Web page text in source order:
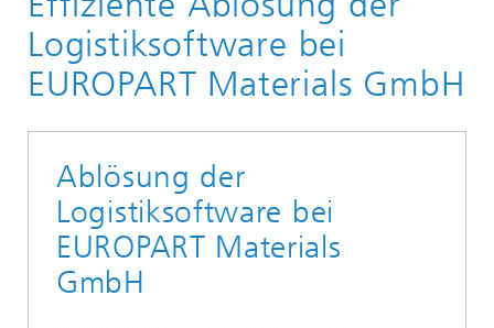
Materialflusssysteme
Logistiksoftware bei
EUROPART Materials GmbH
Ablösung der
Logistiksoftware bei
EUROPART Materials
GmbH